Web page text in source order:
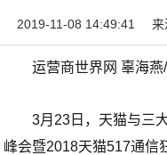
2019-11-08 14:49:41 来
运营商世界网 辜海燕
3月23日，天猫与三
峰会暨2018天猫517通信